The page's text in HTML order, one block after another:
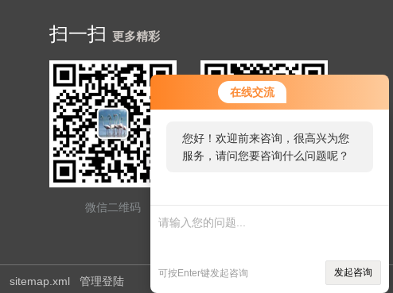
在线交流
您好！欢迎前来咨询，很高兴为您
服务，请问您要咨询什么问题呢？
可按Enter键发起咨询 发起咨询
扫一扫 更多精彩
微信二维码
sitemap.xml 管理登陆